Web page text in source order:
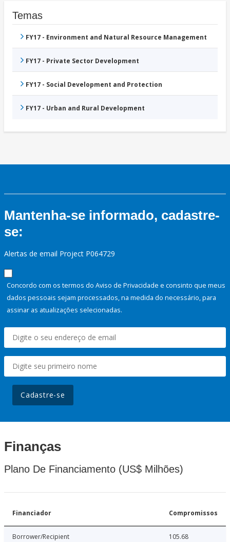
Temas
FY17 - Environment and Natural Resource Management
FY17 - Private Sector Development
FY17 - Social Development and Protection
FY17 - Urban and Rural Development
Mantenha-se informado, cadastre-
se:
Alertas de email Project P064729
Concordo com os termos do Aviso de Privacidade e consinto que meus
dados pessoais sejam processados, na medida do necessário, para
assinar as atualizações selecionadas.
Cadastre-se
Finanças
Plano De Financiamento (US$ Milhões)
Financiador Compromissos
Borrower/Recipient 105.68